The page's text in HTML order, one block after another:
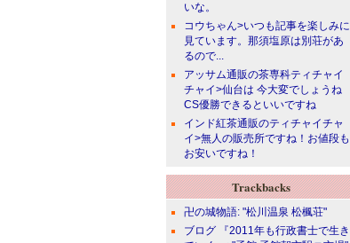
いな。
コウちゃん>いつも記事を楽しみに
見ています。那須塩原は別荘があ
るので...
アッサム通販の茶専科ティチャイ
チャイ>仙台は 今大変でしょうね
CS優勝できるといいですね
インド紅茶通販のティチャイチャ
イ>無人の販売所ですね！お値段も
お安いですね！
Trackbacks
卍の城物語: "松川温泉 松楓荘"
ブログ 『2011年も行政書士で生き